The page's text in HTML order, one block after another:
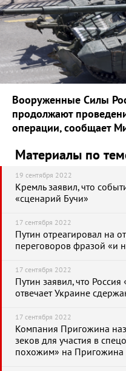
Вооруженные Силы
продолжают
операции, сообщает
Материалы по
19 сентября 2022
Кремль заявил, что
«сценарий Бучи»
17 сентября 2022
Путин отреагировал на
переговоров фразой «и
17 сентября 2022
Путин заявил, что
отвечает Украине
17 сентября 2022
Компания Пригожина
зеков для участия в
похожим» на Пригожина